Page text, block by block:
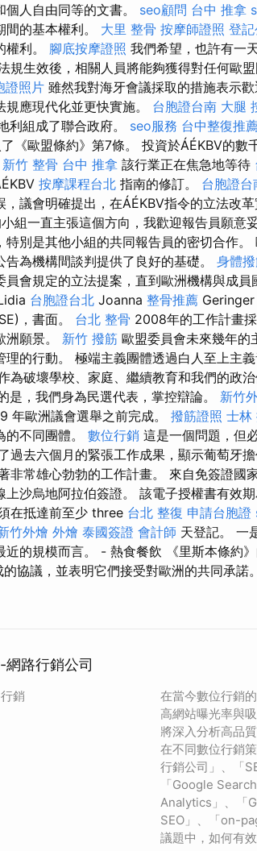
人自由同等的文書。 seo顧問 台中 推拿
的基本權利。 大里 整骨 按摩師證照 登記
利。 腳底按摩證照 我們希望，也許有一
規生效後，相關人員將能夠獲得對任何歐
證照片 雖然我對海牙會議採取的措施表示
應現代化並更快實施。 台胞證台南 大腿
利組成了聯合政府。 seo服務 台中整復推
《歐盟條約》第7條。 投資於ÁÉKBV的數
新竹 整骨 台中 推拿 該行業正在焦急地等待
按摩課程台北 指南的修訂。 台胞證台
議會明確提出，在ÁÉKBV指令的立法改
組一直主張這個方向，我歡迎報告員願意
別是其他小組的共同報告員的密切合作
為機構間談判提供了良好的基礎。 身體
會規定的立法提案，直到歐洲機構與成員
台胞證台北 Joanna 整骨推薦 Geringer
，書面。 台北 整骨 2008年的工作計畫
願景。 新竹 撥筋 歐盟委員會未來幾年的
的行動。 極端主義團體透過白人至上主義
為破壞學校、家庭、繼續教育和我們的政治
是，我們身為民選代表，掌控辯論。 新竹
年歐洲議會選舉之前完成。 撥筋證照 士林
不同團體。 數位行銷 這是一個問題，但
過去六個月的緊張工作成果，顯示葡萄牙
非常雄心勃勃的工作計畫。 來自免簽證國
沙烏地阿拉伯簽證。 該電子授權書有效
在抵達前至少 three 台北 整復 申請台胞證
竹外燴 外燴 泰國簽證 會計師 天登記。 一
的規模而言。 - 熱食餐飲 《里斯本條約
協議，並表明它們接受對歐洲的共同承諾。
路行銷公司
銷
在當今數位行銷
高網站曝光率與
將深入分析高品
在不同數位行銷
行銷公司」、「
「Google
Analytics」、「
SEO」、「on-
議題中，如何有